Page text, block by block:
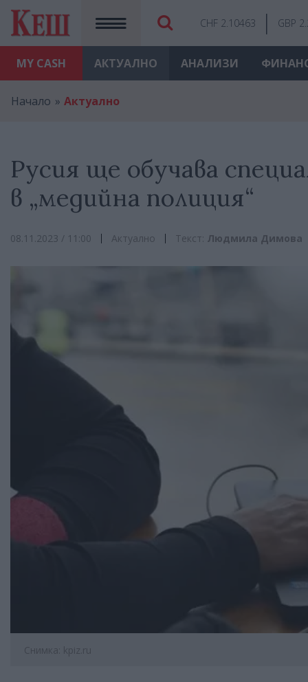
MY CASH
CHF 2.10463 GBP
АКТУАЛНО АНАЛИЗИ
Начало Актуално
Русия ще обучава
в „медийна полиция“
08.11.2023 / 11:00 Актуално Текст: Людмила Димова
Снимка: kpiz.ru